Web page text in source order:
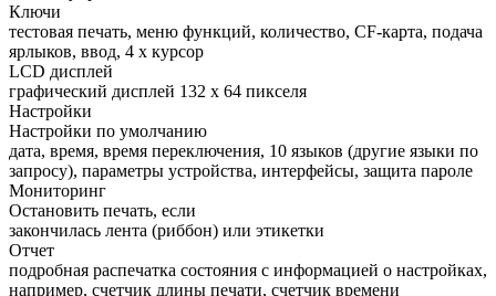
Ключи
тестовая печать, меню функций, количество, CF-карта, подача
ярлыков, ввод, 4 х курсор
LCD дисплей
графический дисплей 132 x 64 пикселя
Настройки
Настройки по умолчанию
дата, время, время переключения, 10 языков (другие языки по
запросу), параметры устройства, интерфейсы, защита пароле
Мониторинг
Остановить печать, если
закончилась лента (риббон) или этикетки
Отчет
подробная распечатка состояния с информацией о настройках,
например, счетчик длины печати, счетчик времени